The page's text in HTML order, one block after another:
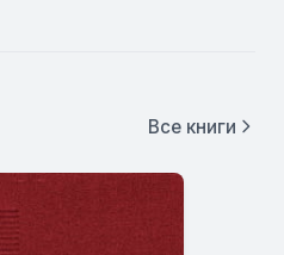
Все книги